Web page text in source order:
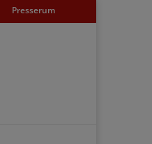
Presserum